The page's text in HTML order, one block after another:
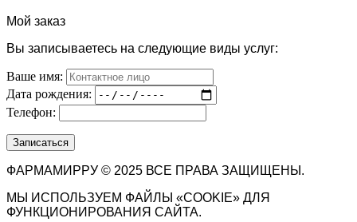
Мой заказ
Вы записываетесь на следующие виды услуг:
Ваше имя:
Дата рождения:
Телефон:
ФАРМАМИРРУ © 2025 ВСЕ ПРАВА ЗАЩИЩЕНЫ.
МЫ ИСПОЛЬЗУЕМ ФАЙЛЫ «COOKIE» ДЛЯ
ФУНКЦИОНИРОВАНИЯ САЙТА.